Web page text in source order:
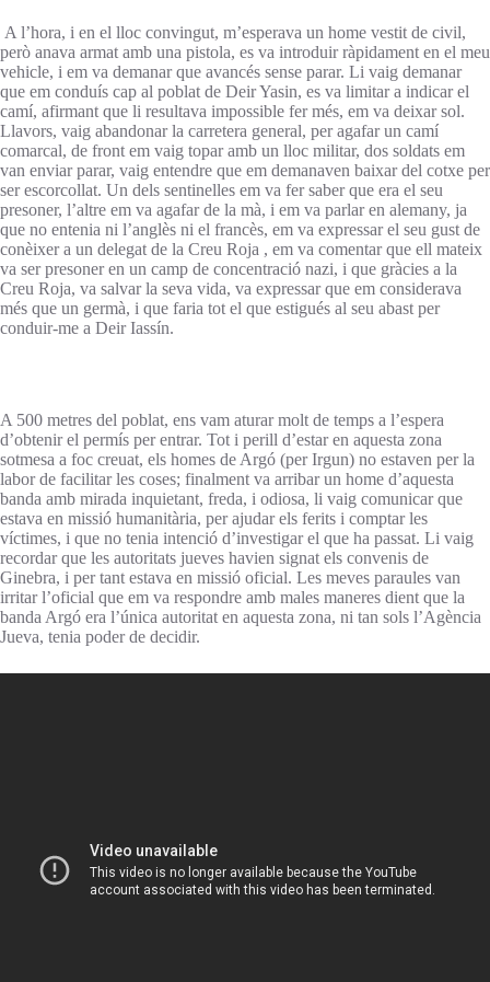
A l’hora, i en el lloc convingut, m’esperava un home vestit de civil,
però anava armat amb una pistola, es va introduir ràpidament en el meu
vehicle, i em va demanar que avancés sense parar. Li vaig demanar
que em conduís cap al poblat de Deir Yasin, es va limitar a indicar el
camí, afirmant que li resultava impossible fer més, em va deixar sol.
Llavors, vaig abandonar la carretera general, per agafar un camí
comarcal, de front em vaig topar amb un lloc militar, dos soldats em
van enviar parar, vaig entendre que em demanaven baixar del cotxe per
ser escorcollat. Un dels sentinelles em va fer saber que era el seu
presoner, l’altre em va agafar de la mà, i em va parlar en alemany, ja
que no entenia ni l’anglès ni el francès, em va expressar el seu gust de
conèixer a un delegat de la Creu Roja , em va comentar que ell mateix
va ser presoner en un camp de concentració nazi, i que gràcies a la
Creu Roja, va salvar la seva vida, va expressar que em considerava
més que un germà, i que faria tot el que estigués al seu abast per
conduir-me a Deir Iassín.
A 500 metres del poblat, ens vam aturar molt de temps a l’espera
d’obtenir el permís per entrar. Tot i perill d’estar en aquesta zona
sotmesa a foc creuat, els homes de Argó (per Irgun) no estaven per la
labor de facilitar les coses; finalment va arribar un home d’aquesta
banda amb mirada inquietant, freda, i odiosa, li vaig comunicar que
estava en missió humanitària, per ajudar els ferits i comptar les
víctimes, i que no tenia intenció d’investigar el que ha passat. Li vaig
recordar que les autoritats jueves havien signat els convenis de
Ginebra, i per tant estava en missió oficial. Les meves paraules van
irritar l’oficial que em va respondre amb males maneres dient que la
banda Argó era l’única autoritat en aquesta zona, ni tan sols l’Agència
Jueva, tenia poder de decidir.